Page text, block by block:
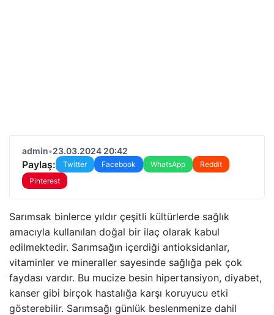
admin•23.03.2024 20:42
Paylaş: Twitter Facebook WhatsApp
Reddit
Pinterest
Sarımsak binlerce yıldır çeşitli kültürlerde sağlık
amacıyla kullanılan doğal bir ilaç olarak kabul
edilmektedir. Sarımsağın içerdiği antioksidanlar,
vitaminler ve mineraller sayesinde sağlığa pek çok
faydası vardır. Bu mucize besin hipertansiyon, diyabet,
kanser gibi birçok hastalığa karşı koruyucu etki
gösterebilir. Sarımsağı günlük beslenmenize dahil